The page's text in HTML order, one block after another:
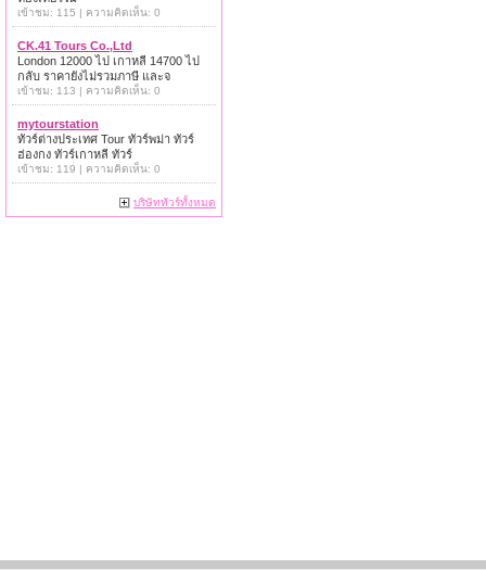
เข้าชม: 115 | ความคิดเห็น: 0
CK.41 Tours Co.,Ltd
London 12000 ไป เกาหลี 14700 ไป
กลับ ราคายังไม่รวมภาษี และจ
เข้าชม: 113 | ความคิดเห็น: 0
mytourstation
ทัวร์ต่างประเทศ Tour ทัวร์พม่า ทัวร์
ฮ่องกง ทัวร์เกาหลี ทัวร์
เข้าชม: 119 | ความคิดเห็น: 0
บริษัททัวร์ทั้งหมด